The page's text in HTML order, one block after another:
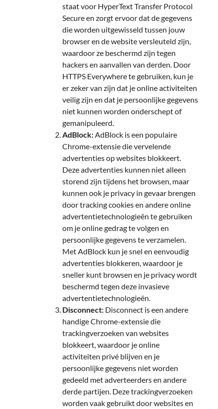
staat voor HyperText Transfer Protocol
Secure en zorgt ervoor dat de gegevens
die worden uitgewisseld tussen jouw
browser en de website versleuteld zijn,
waardoor ze beschermd zijn tegen
hackers en aanvallen van derden. Door
HTTPS Everywhere te gebruiken, kun je
er zeker van zijn dat je online activiteiten
veilig zijn en dat je persoonlijke gegevens
niet kunnen worden onderschept of
gemanipuleerd.
AdBlock:AdBlock is een populaire
Chrome-extensie die vervelende
advertenties op websites blokkeert.
Deze advertenties kunnen niet alleen
storend zijn tijdens het browsen, maar
kunnen ook je privacy in gevaar brengen
door tracking cookies en andere online
advertentietechnologieën te gebruiken
om je online gedrag te volgen en
persoonlijke gegevens te verzamelen.
Met AdBlock kun je snel en eenvoudig
advertenties blokkeren, waardoor je
sneller kunt browsen en je privacy wordt
beschermd tegen deze invasieve
advertentietechnologieën.
Disconnect: Disconnect is een andere
handige Chrome-extensie die
trackingverzoeken van websites
blokkeert, waardoor je online
activiteiten privé blijven en je
persoonlijke gegevens niet worden
gedeeld met adverteerders en andere
derde partijen. Deze trackingverzoeken
worden vaak gebruikt door websites en